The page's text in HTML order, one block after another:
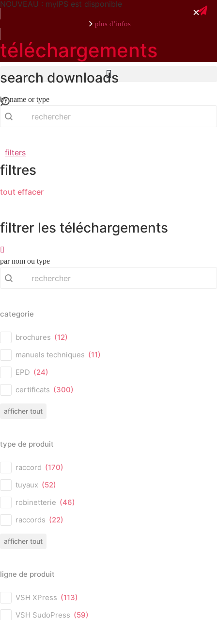
NOUVEAU : myIPS est disponible
plus d’infos
fermer
téléchargements
search downloads
by name or type
search
filters
filtres
tout effacer
filtrer les téléchargements
par nom ou type
search
categorie
categorie
brochures (12)
manuels techniques (11)
EPD (24)
certificats (300)
afficher tout
type de produit
type de produit
raccord (170)
tuyaux (52)
robinetterie (46)
raccords (22)
afficher tout
ligne de produit
ligne de produit
VSH XPress (113)
VSH SudoPress (59)